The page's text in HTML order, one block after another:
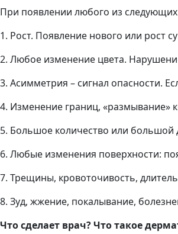
При появлении любого из
1. Рост. Появление нового или рост
2. Любое изменение цвета.
3. Асимметрия – сигнал опасности.
4. Изменение границ, «размывание»
5. Большое количество или
6. Любые изменения поверхности:
7. Трещины, кровоточивость,
8. Зуд, жжение, покалывание,
Что сделает врач? Что такое